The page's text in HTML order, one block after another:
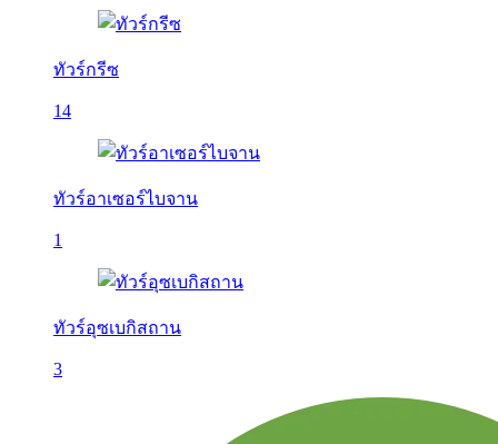
ทัวร์กรีซ
14
ทัวร์อาเซอร์ไบจาน
1
ทัวร์อุซเบกิสถาน
3